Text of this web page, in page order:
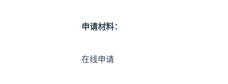
申请材料：
在线申请